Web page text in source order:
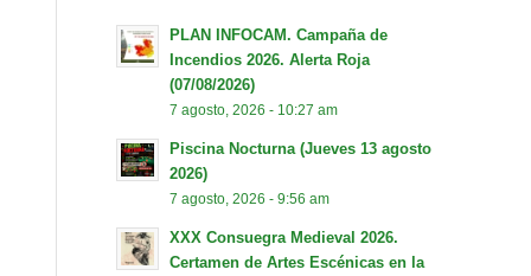
PLAN INFOCAM. Campaña de
Incendios 2026. Alerta Roja
(07/08/2026)
7 agosto, 2026 - 10:27 am
Piscina Nocturna (Jueves 13 agosto
2026)
7 agosto, 2026 - 9:56 am
XXX Consuegra Medieval 2026.
Certamen de Artes Escénicas en la